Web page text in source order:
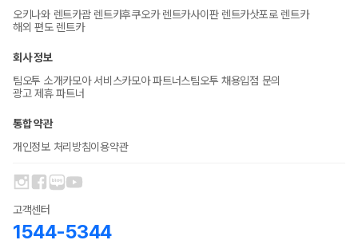
오키나와 렌트카괌 렌트카후쿠오카 렌트카사이판 렌트카삿포로 렌트카
해외 편도 렌트카
회사 정보
팀오투 소개카모아 서비스카모아 파트너스팀오투 채용입점 문의
광고 제휴 파트너
통합 약관
개인정보 처리방침이용약관
고객센터
1544-5344